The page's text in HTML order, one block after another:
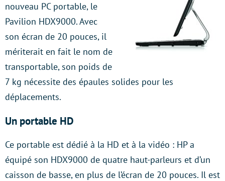
nouveau PC portable, le
Pavilion HDX9000. Avec
son écran de 20 pouces, il
mériterait en fait le nom de
transportable, son poids de
7 kg nécessite des épaules solides pour les
déplacements.
Un portable HD
Ce portable est dédié à la HD et à la vidéo : HP a
équipé son HDX9000 de quatre haut-parleurs et d’un
caisson de basse, en plus de l’écran de 20 pouces. Il est